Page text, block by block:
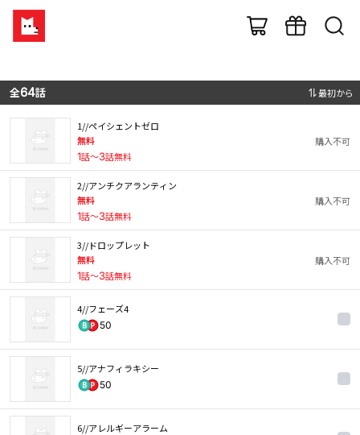
全64話 最初から
1//ペイシェントゼロ
無料
1話〜3話無料
購入不可
2//アンチクアランティン
無料
1話〜3話無料
購入不可
3//ドロップレット
無料
1話〜3話無料
購入不可
4//フェーズ4
50
5//アナフィラキシー
50
6//アレルギーアラーム